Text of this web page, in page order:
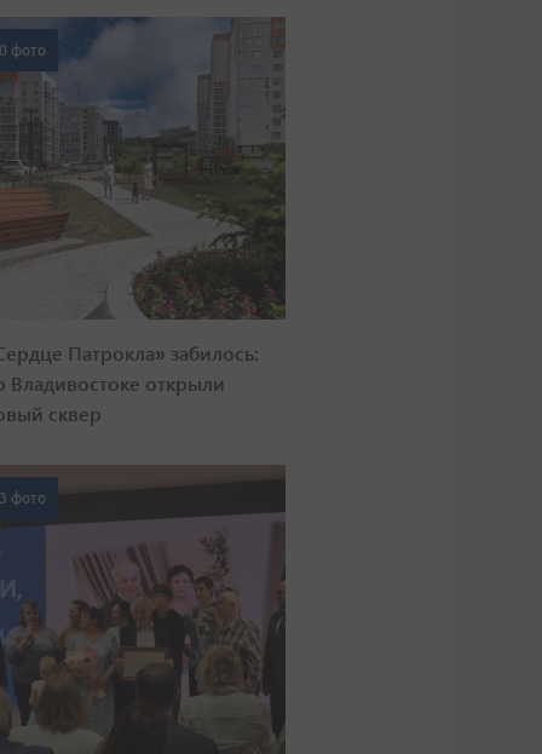
фото
Патрокла» забилось:
Владивостоке открыли
сквер
фото